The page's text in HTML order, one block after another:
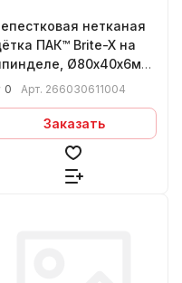
нетканая
ПАК™ Brite-X на
Ø80х40х6мм,
0 Арт. 266030611004
Заказать